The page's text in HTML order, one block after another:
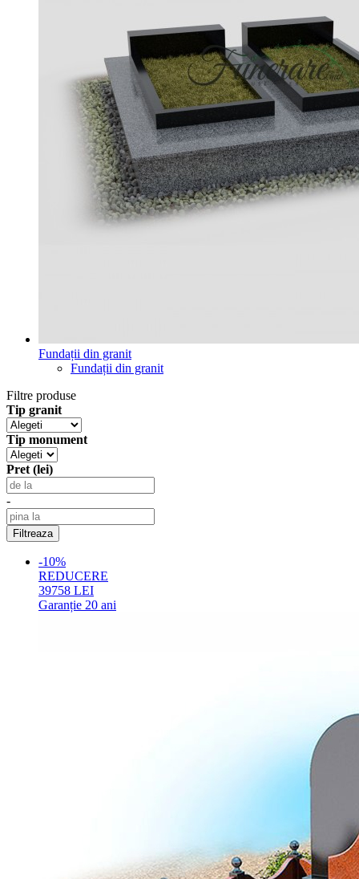
Fundații din granit
Fundații din granit
Filtre produse
Tip granit
Tip monument
Pret (lei)
-
-10%
REDUCERE
39758 LEI
Garanție 20 ani